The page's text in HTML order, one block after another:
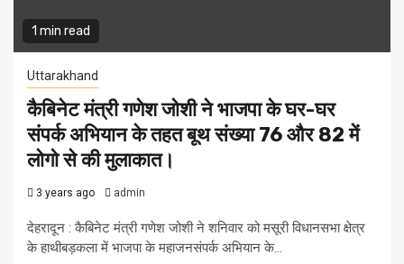
1 min read
Uttarakhand
कैबिनेट मंत्री गणेश जोशी ने भाजपा के घर-घर
संपर्क अभियान के तहत बूथ संख्या 76 और 82 में
लोगो से की मुलाकात।
3 years ago admin
देहरादून : कैबिनेट मंत्री गणेश जोशी ने शनिवार को मसूरी विधानसभा क्षेत्र
के हाथीबड़कला में भाजपा के महाजनसंपर्क अभियान के...